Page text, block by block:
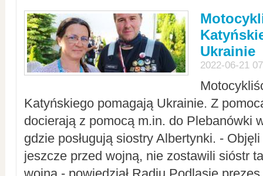
Ukrainie
2022-06-21
Katyńskiego pomagają Ukrainie. Z
docierają z pomocą m.in. do Plebanówki
gdzie posługują siostry Albertynki. -
jeszcze przed wojną, nie zostawili sióstr